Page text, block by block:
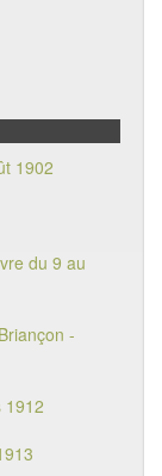
1902
du 9 au
-
1912